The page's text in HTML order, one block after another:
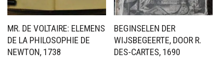
MR. DE VOLTAIRE: ELEMENS
DE LA PHILOSOPHIE DE
NEWTON, 1738
BEGINSELEN DER
WIJSBEGEERTE, DOOR R.
DES-CARTES, 1690